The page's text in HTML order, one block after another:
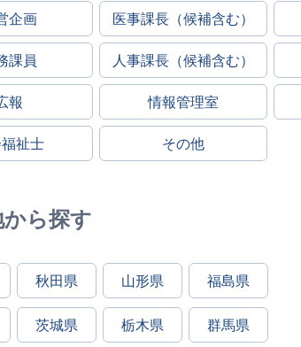
企画 医事課長（候補含む）
課員 人事課長（候補含む）
報 情報管理室
祉士 その他
ら探す
秋田県 山形県 福島県
茨城県 栃木県 群馬県